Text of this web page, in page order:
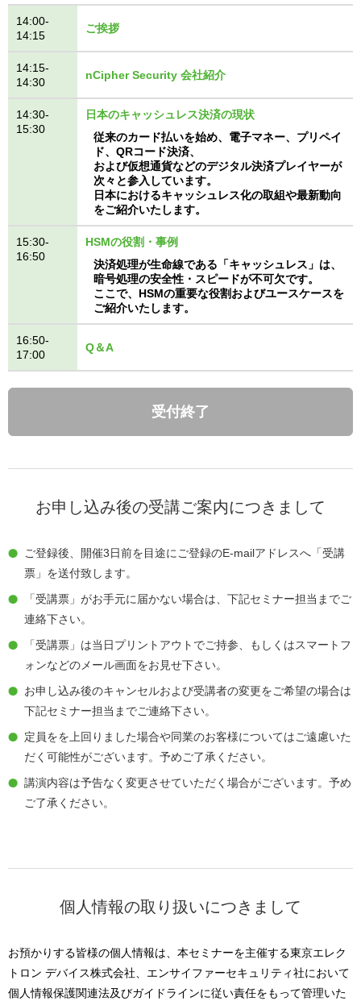
14:00-
14:15
ご挨拶
14:15-
14:30
nCipher Security 会社紹介
14:30-
15:30
日本のキャッシュレス決済の現状
従来のカード払いを始め、電子マネー、プリペイ
ド、QRコード決済、
および仮想通貨などのデジタル決済プレイヤーが
次々と参入しています。
日本におけるキャッシュレス化の取組や最新動向
をご紹介いたします。
15:30-
16:50
HSMの役割・事例
決済処理が生命線である「キャッシュレス」は、
暗号処理の安全性・スピードが不可欠です。
ここで、HSMの重要な役割およびユースケースを
ご紹介いたします。
16:50-
17:00
Q＆A
受付終了
お申し込み後の受講ご案内につきまして
ご登録後、開催3日前を目途にご登録のE-mailアドレスへ「受講
票」を送付致します。
「受講票」がお手元に届かない場合は、下記セミナー担当までご
連絡下さい。
「受講票」は当日プリントアウトでご持参、もしくはスマートフ
ォンなどのメール画面をお見せ下さい。
お申し込み後のキャンセルおよび受講者の変更をご希望の場合は
下記セミナー担当までご連絡下さい。
定員をを上回りました場合や同業のお客様についてはご遠慮いた
だく可能性がございます。予めご了承ください。
講演内容は予告なく変更させていただく場合がございます。予め
ご了承ください。
個人情報の取り扱いにつきまして
お預かりする皆様の個人情報は、本セミナーを主催する東京エレク
トロン デバイス株式会社、エンサイファーセキュリティ社において
個人情報保護関連法及びガイドラインに従い責任をもって管理いた